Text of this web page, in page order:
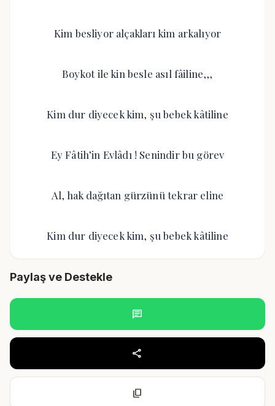
Kim besliyor alçakları kim arkalıyor
Boykot ile kin besle asıl fâiline,,,
Kim dur diyecek kim, şu bebek kâtiline
Ey Fâtih’in Evlâdı ! Senindir bu görev
Al, hak dağıtan gürzünü tekrar eline
Kim dur diyecek kim, şu bebek kâtiline
Paylaş ve Destekle
chat
share
content_copy